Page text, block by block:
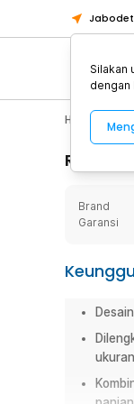
Home
Rincian
Brand
Garansi
Silakan
dengan